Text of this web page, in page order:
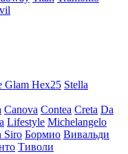
Glam Hex25 Stella
Canova Contea Creta Da
Lifestyle Michelangelo
Siro Бормио Вивальди
Тиволи